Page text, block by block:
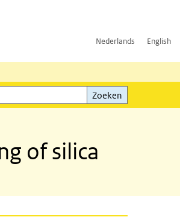
Nederlands English
Zoeken
of silica